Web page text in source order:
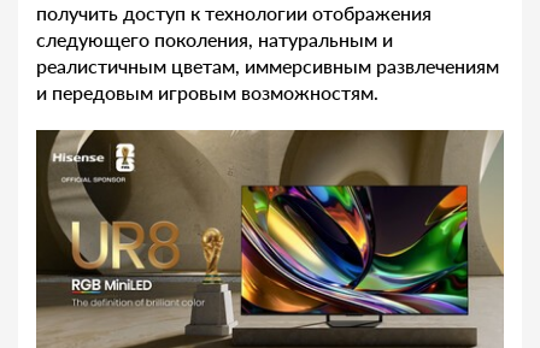
получить доступ к технологии отображения
следующего поколения, натуральным и
реалистичным цветам, иммерсивным развлечениям
и передовым игровым возможностям.